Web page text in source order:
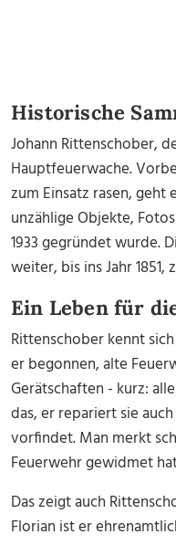
Historische
Johann Rittenschober,
Hauptfeuerwache.
zum Einsatz rasen,
unzählige Objekte,
1933 gegründet wurde.
weiter, bis ins Jahr 1851,
Ein Leben für
Rittenschober kennt
er begonnen, alte
Gerätschaften - kurz:
das, er repariert sie
vorfindet. Man merkt
Feuerwehr gewidmet
Das zeigt auch
Florian ist er